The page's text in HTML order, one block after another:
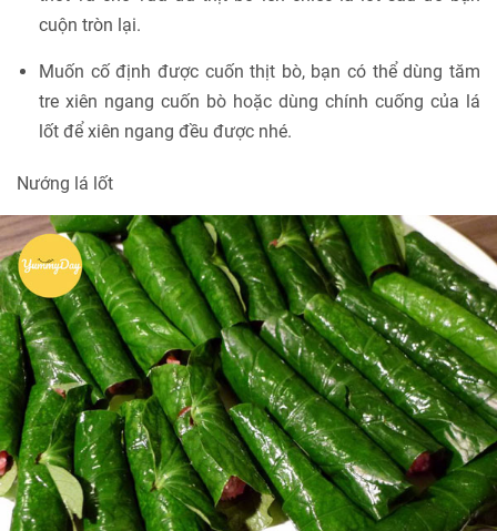
cuộn tròn lại.
Muốn cố định được cuốn thịt bò, bạn có thể dùng tăm
tre xiên ngang cuốn bò hoặc dùng chính cuống của lá
lốt để xiên ngang đều được nhé.
Nướng lá lốt